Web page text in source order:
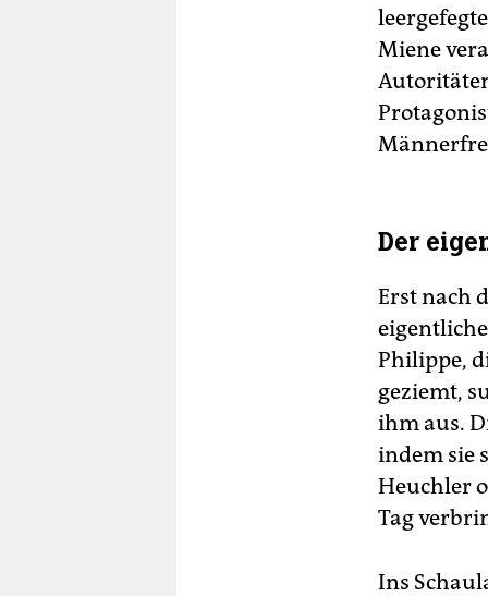
Miene
Der
Erst nach
Philippe,
geziemt,
ihm aus.
indem sie
Heuchler
Tag
Ins